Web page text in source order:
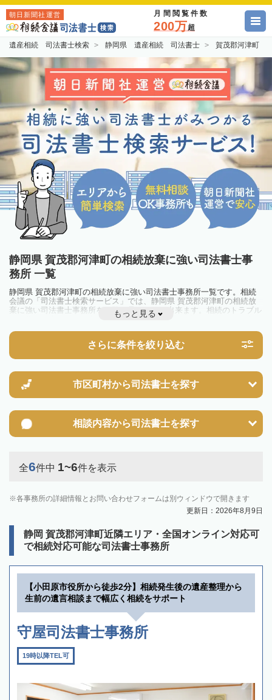
朝日新聞社運営 月間閲覧件数
200万超
遺産相続 司法書士検索 静岡県 遺産相続 司法書士 賀茂郡河津町
静岡県 賀茂郡河津町の相続放棄に強い司法書士事
務所 一覧
静岡県 賀茂郡河津町の相続放棄に強い司法書士事務所一覧です。相続
会議の「司法書士検索サービス」では、静岡県 賀茂郡河津町の相続放
棄に強い司法書士事務所を一覧で見ることが出来ます。相続のトラブル
やお悩みを抱えている方は一度近隣の司法書士に相談してみましょう。
もっと見る
さらに条件を絞り込む
市区町村から司法書士を探す
相談内容から司法書士を探す
全6件中 1~6件を表示
各事務所の詳細情報とお問い合わせフォームは別ウィンドウで開きます
更新日：2026年8月9日
静岡 賀茂郡河津町近隣エリア・全国オンライン対応可
で相続対応可能な司法書士事務所
【小田原市役所から徒歩2分】相続発生後の遺産整理から
生前の遺言相談まで幅広く相続をサポート
守屋司法書士事務所
19時以降TEL可